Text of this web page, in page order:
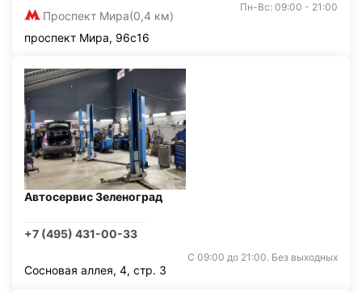
Проспект Мира(0,4 км)
Пн-Вс: 09:00 - 21:00
проспект Мира, 96с16
Автосервис Зеленоград
+7 (495) 431-00-33
С 09:00 до 21:00. Без выходных
Сосновая аллея, 4, стр. 3